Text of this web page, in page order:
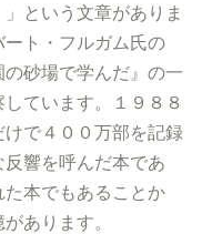
という文章がありま
ト・フルガム氏の
の砂場で学んだ』の一
ています。１９８８
で４００万部を記録
響を呼んだ本であ
本でもあることか
あります。